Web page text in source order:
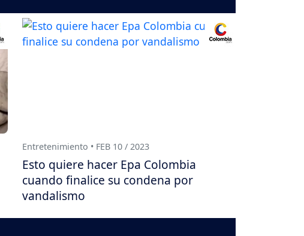
Entretenimiento • FEB 10 / 2023
Esto quiere hacer Epa Colombia
cuando finalice su condena por
vandalismo